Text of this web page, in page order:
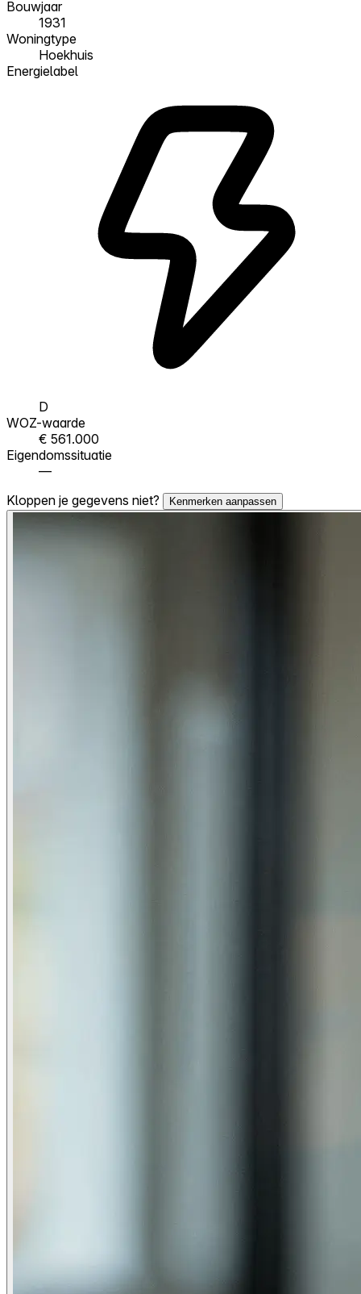
Bouwjaar
1931
Woningtype
Hoekhuis
Energielabel
D
WOZ-waarde
€ 561.000
Eigendomssituatie
—
Kloppen je gegevens niet?
Kenmerken aanpassen